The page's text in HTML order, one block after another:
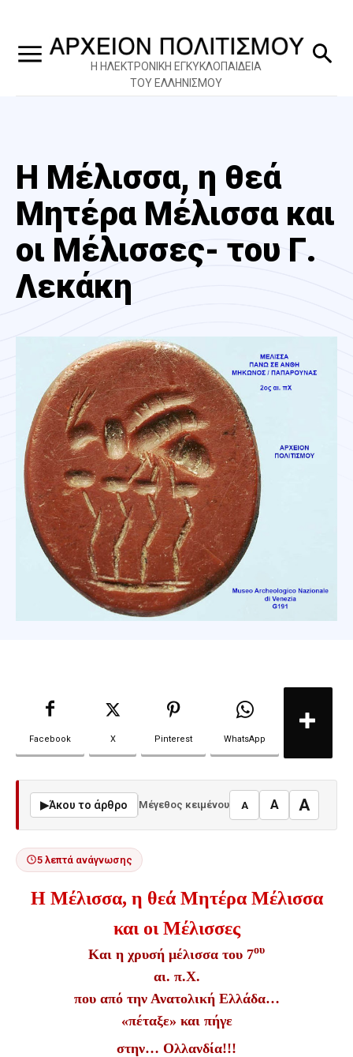
Η ΗΛΕΚΤΡΟΝΙΚΗ ΕΓΚΥΚΛΟΠΑΙΔΕΙΑ
ΤΟΥ ΕΛΛΗΝΙΣΜΟΥ
Η Μέλισσα, η θεά
Μητέρα Μέλισσα και
οι Μέλισσες- του Γ.
Λεκάκη
Facebook X Pinterest WhatsApp
▶Άκου το άρθρο Μέγεθος κειμένου A A A
5 λεπτά ανάγνωσης
Η Μέλισσα, η θεά Μητέρα Μέλισσα
και οι Μέλισσες
Και η χρυσή μέλισσα του 7ου
αι. π.Χ.
που από την Ανατολική Ελλάδα…
«πέταξε» και πήγε
στην… Ολλανδία!!!